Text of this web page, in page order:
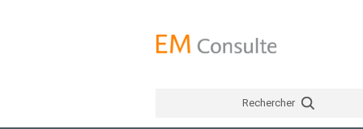
Rechercher